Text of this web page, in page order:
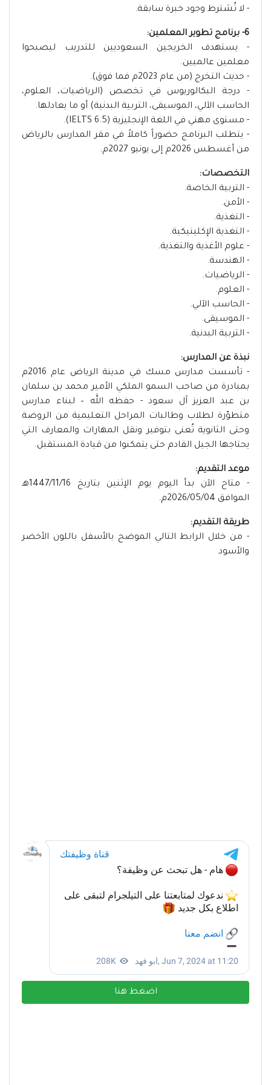
- لا تُشترط وجود خبرة سابقة.
6- برنامج تطوير المعلمين:
- يستهدف الخريجين السعوديين للتدريب ليصبحوا
معلمين عالميين.
- حديث التخرج (من عام 2023م فما فوق).
- درجة البكالوريوس في تخصص (الرياضيات، العلوم،
الحاسب الآلي، الموسيقى، التربية البدنية) أو ما يعادلها.
- مستوى مهني في اللغة الإنجليزية (IELTS 6.5).
- يتطلب البرنامج حضوراً كاملاً في مقر المدارس بالرياض
من أغسطس 2026م إلى يونيو 2027م.
التخصصات:
- التربية الخاصة.
- الأمن.
- التغذية.
- التغذية الإكلينيكية.
- علوم الأغذية والتغذية.
- الهندسة.
- الرياضيات.
- العلوم.
- الحاسب الآلي.
- الموسيقى.
- التربية البدنية.
نبذة عن المدارس:
- تأسست مدارس مسك في مدينة الرياض عام 2016م
بمبادرة من صاحب السمو الملكي الأمير محمد بن سلمان
بن عبد العزيز آل سعود - حفظه الله – لبناء مدارس
متطوّرة لطلاب وطالبات المراحل التعليمية من الروضة
وحتى الثانوية تُعنى بتوفير ونقل المهارات والمعارف التي
يحتاجها الجيل القادم حتى يتمكنوا من قيادة المستقبل.
موعد التقديم:
- متاح الآن بدأ اليوم يوم الإثنين بتاريخ 1447/11/16هـ
الموافق 2026/05/04م.
طريقة التقديم:
- من خلال الرابط التالي الموضح بالأسفل باللون الأخضر
والأسود
اضغط هنا